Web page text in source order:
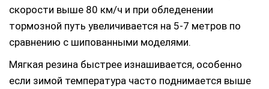
скорости выше 80 км/ч и при обледенении
тормозной путь увеличивается на 5-7 метров по
сравнению с шипованными моделями.
Мягкая резина быстрее изнашивается, особенно
если зимой температура часто поднимается выше